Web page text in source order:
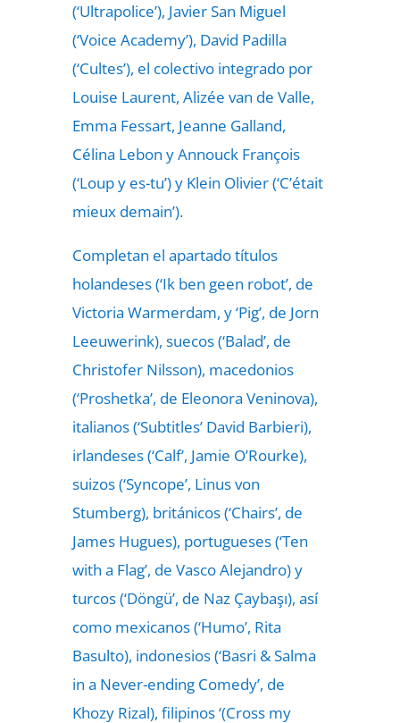
(‘Ultrapolice’), Javier San Miguel
(‘Voice Academy’), David Padilla
(‘Cultes’), el colectivo integrado por
Louise Laurent, Alizée van de Valle,
Emma Fessart, Jeanne Galland,
Célina Lebon y Annouck François
(‘Loup y es-tu’) y Klein Olivier (‘C’était
mieux demain’).
Completan el apartado títulos
holandeses (‘Ik ben geen robot’, de
Victoria Warmerdam, y ‘Pig’, de Jorn
Leeuwerink), suecos (‘Balad’, de
Christofer Nilsson), macedonios
(‘Proshetka’, de Eleonora Veninova),
italianos (‘Subtitles’ David Barbieri),
irlandeses (‘Calf’, Jamie O’Rourke),
suizos (‘Syncope’, Linus von
Stumberg), británicos (‘Chairs’, de
James Hugues), portugueses (‘Ten
with a Flag’, de Vasco Alejandro) y
turcos (‘Döngü’, de Naz Çaybaşı), así
como mexicanos (‘Humo’, Rita
Basulto), indonesios (‘Basri & Salma
in a Never-ending Comedy’, de
Khozy Rizal), filipinos ‘(Cross my